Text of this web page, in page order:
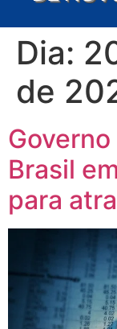
Dia:
de
Brasil
para